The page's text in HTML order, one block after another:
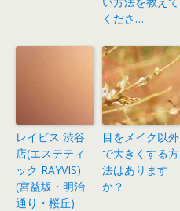
くださ…
レイビス 渋谷
店(エステティ
ック RAYVIS)
(宮益坂・明治
通り・桜丘)
目をメイク以外
で大きくする方
法はあります
か？